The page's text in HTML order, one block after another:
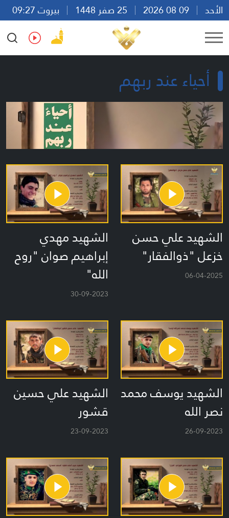
الأحد
بيروت 09:27
Ar
En Fr Es
أحياء عند ربهم
الشهيد علي حسن
خزعل "ذوالفقار"
06-04-2025
الشهيد مهدي
إبراهيم صوان "روح
الله"
30-09-2023
الشهيد يوسف محمد
نصر الله
26-09-2023
الشهيد علي حسين
قشور
23-09-2023